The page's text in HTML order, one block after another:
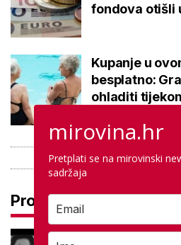
fondova otišli
Kupanje u
besplatno:
ohladiti
Pročitaj još
Najtužnija
mirovina.hr
Pretplati se na mirovinski
sadržaja